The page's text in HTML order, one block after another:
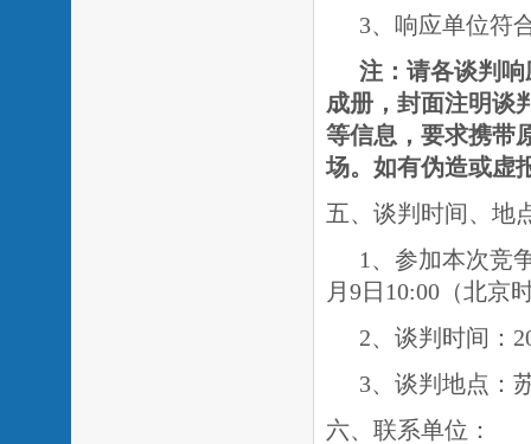
3、响应单位符
注：请各谈判
成册，封面注明谈
等信息，要求携带
场。 如有伪造或虚
五、谈判时间、地
1、参加本次竞
月9日10:00（北京
2、谈判时间：
3、谈判地点：
六、联系单位：